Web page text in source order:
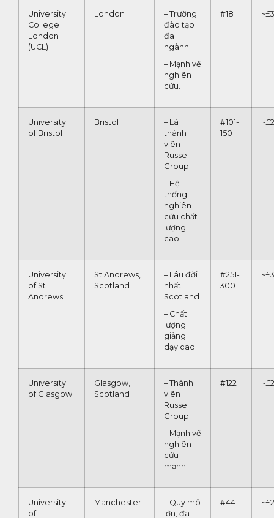
University
College
London
(UCL)
London
– Trường
đào tạo
đa
ngành
– Mạnh về
nghiên
cứu.
#18
University
of Bristol
Bristol
– Là
thành
viên
Russell
Group
– Hệ
thống
nghiên
cứu chất
lượng
cao.
#101-
150
University
of St
Andrews
St Andrews,
Scotland
– Lâu đời
nhất
Scotland
– Chất
lượng
giảng
dạy cao.
#251-
300
University
of Glasgow
Glasgow,
Scotland
– Thành
viên
Russell
Group
– Mạnh về
nghiên
cứu
mạnh.
#122
University
of
Manchester
– Quy mô
lớn, đa
#44